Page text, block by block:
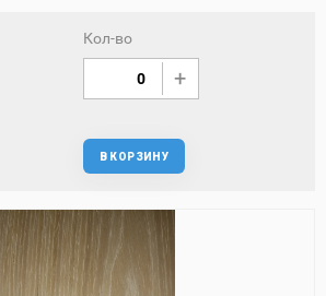
Кол-во
В КОРЗИНУ